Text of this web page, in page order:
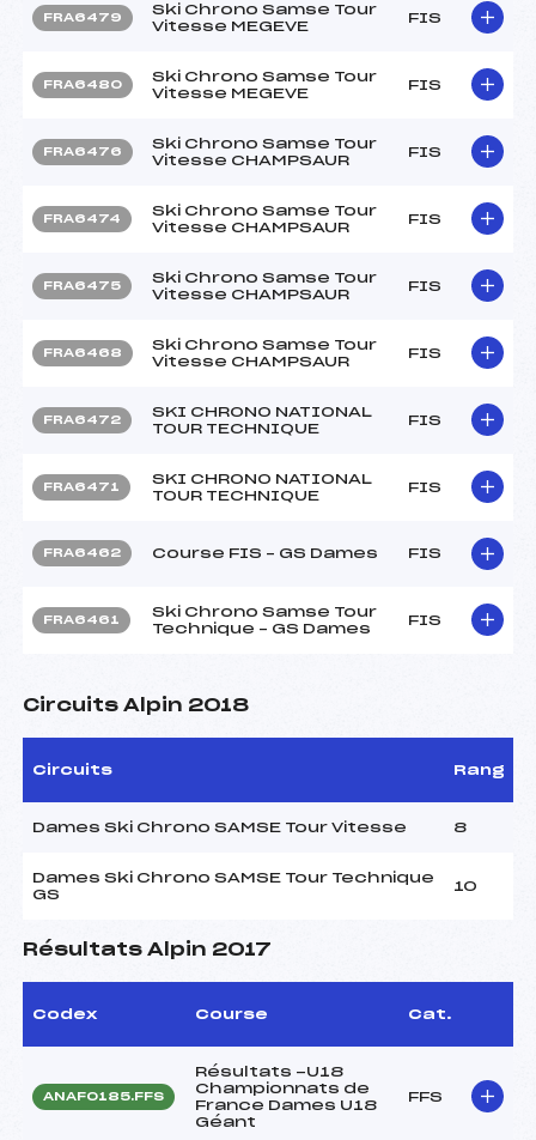
FRA6479
Ski Chrono Samse Tour
Vitesse MEGEVE
FIS
FRA6480
Ski Chrono Samse Tour
Vitesse MEGEVE
FIS
FRA6476
Ski Chrono Samse Tour
Vitesse CHAMPSAUR
FIS
FRA6474
Ski Chrono Samse Tour
Vitesse CHAMPSAUR
FIS
FRA6475
Ski Chrono Samse Tour
Vitesse CHAMPSAUR
FIS
FRA6468
Ski Chrono Samse Tour
Vitesse CHAMPSAUR
FIS
FRA6472
SKI CHRONO NATIONAL
TOUR TECHNIQUE
FIS
FRA6471
SKI CHRONO NATIONAL
TOUR TECHNIQUE
FIS
FRA6462 Course FIS – GS Dames FIS
FRA6461
Ski Chrono Samse Tour
Technique – GS Dames
FIS
Circuits Alpin 2018
Circuits Rang
Dames Ski Chrono SAMSE Tour Vitesse 8
Dames Ski Chrono SAMSE Tour Technique
GS
10
Résultats Alpin 2017
Codex Course Cat.
ANAF0185.FFS
Résultats -U18
Championnats de
France Dames U18
Géant
FFS